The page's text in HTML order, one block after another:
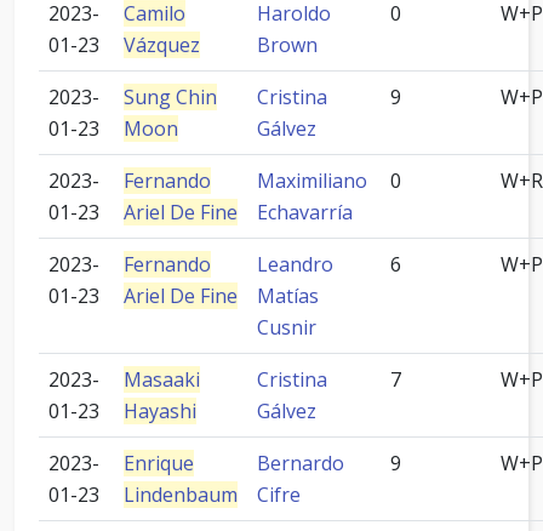
2023-
01-23
Camilo
Vázquez
Haroldo
Brown
0 W+P
2023-
01-23
Sung Chin
Moon
Cristina
Gálvez
9 W+P
2023-
01-23
Fernando
Ariel De Fine
Maximiliano
Echavarría
0 W+R
2023-
01-23
Fernando
Ariel De Fine
Leandro
Matías
Cusnir
6 W+P
2023-
01-23
Masaaki
Hayashi
Cristina
Gálvez
7 W+P
2023-
01-23
Enrique
Lindenbaum
Bernardo
Cifre
9 W+P